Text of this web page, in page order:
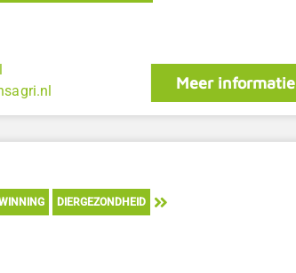
Meer informatie
DIERGEZONDHEID